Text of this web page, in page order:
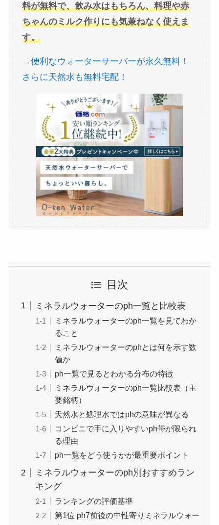
料が無料で、飲み水はもちろん、料理や赤
ちゃんのミルク作りにも気兼ねなく使えま
す。
→便利なウォーターサーバーが永久無料！
さらに天然水も無料宅配！
目次
ミネラルウォーターのph一覧と比較表
ミネラルウォーターのph一覧を見てわか
ること
ミネラルウォーターのphとは何を示す数
値か
ph一覧で見るとわかる分布の特徴
ミネラルウォーターのph一覧比較表（主
要銘柄）
天然水と処理水ではphの意味が異なる
コンビニで手に入りやすいph帯が限られ
る理由
ph一覧をどう使うかが最重要ポイント
ミネラルウォーターのph別おすすめラン
キング
ランキングの評価基準
第1位 ph7前後の中性寄りミネラルウォー